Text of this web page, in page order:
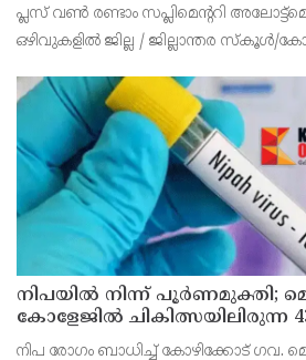
പ്ലസ് വൺ രണ്ടാം സപ്ലിമെന്ററി
ഒഴിവുകളിൽ ജില്ല / ജില്ലാന്തര സ്‌കൂൾ/
വൈകിട്ട് 4 മണി വരെ നൽകിയിരുന്നു
നിപയിൽ നിന്ന് പൂർണമുക്തി;
കോളേജിൽ ചികിത്സയിലിരുന്ന
മടങ്ങി
നിപ രോഗം ബാധിച്ച് കോഴിക്കോട് ഗവ.